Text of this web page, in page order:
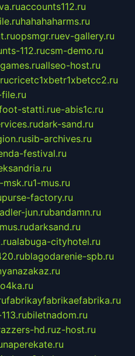
accounts112.ru
hahahaharms.ru
opsmgr.ruev-gallery.ru
112.rucsm-demo.ru
allseo-host.ru
cricetc1xbetr1xbetcc2.ru
statti.rue-abis1c.ru
dark-sand.ru
sib-archives.ru
festival.ru
msk.ru1-mus.ru
purse-factory.ru
adler-jun.rubandamn.ru
darksand.ru
alabuga-cityhotel.ru
blagodarenie-spb.ru
fabrikayfabrikaefabrika.ru
biletnadom.ru
hd.ruz-host.ru
naperekate.ru